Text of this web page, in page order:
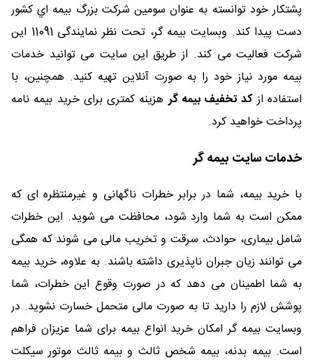
پشتکار خود توانسته به عنوان سومین شركت بزرگ بيمه ‌اي كشور
دست پیدا کند. وبسایت بیمه گر، تحت نظر نمایندگی 11091 این
شرکت فعالیت می کند. از طریق این سایت می توانید خدمات
بیمه مورد نیاز خود را به صورت آنلاین تهیه کنید. همچنین، با
استفاده ازکد تخفیف بیمه گرهزینه کمتری برای خرید بیمه نامه
پرداخت خواهید کرد.
خدمات سایت بیمه گر
با خرید بیمه، شما در برابر خطرات ناگهانی و غیرمنتظره ای که
ممکن است به شما وارد شود، محافظت می شوید. این خطرات
شامل بیماری، حوادث، سرقت و تخریب مالی می شوند که همگی
می توانند زیان جبران ناپذیری داشته باشند. به علاوه، خرید بیمه
به شما اطمینان می دهد که در صورت وقوع این خطرات، شما
پوشش لازم را دارید تا به صورت مالی متحمل خسارت نشوید. در
وبسایت بیمه گر امکان خرید انواع بیمه برای شما عزیزان فراهم
است. بیمه بدنه، بیمه شخص ثالث و بیمه ثالث موتور سیکلت